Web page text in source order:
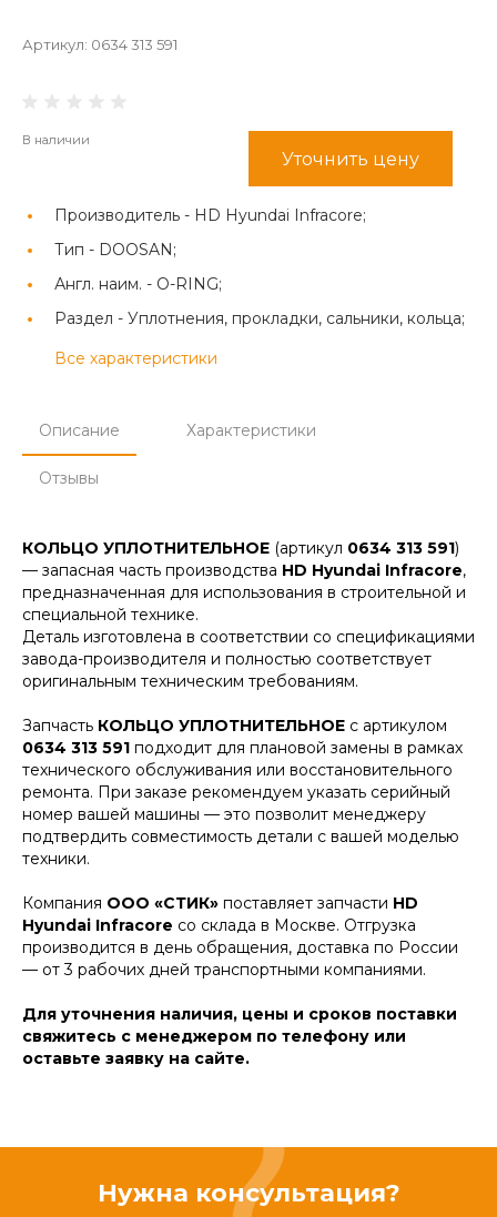
Артикул: 0634 313 591
В наличии
Уточнить цену
Производитель - HD Hyundai Infracore;
Тип - DOOSAN;
Англ. наим. - O-RING;
Раздел - Уплотнения, прокладки, сальники, кольца;
Все характеристики
Описание Характеристики
Отзывы
КОЛЬЦО УПЛОТНИТЕЛЬНОЕ (артикул 0634 313 591)
— запасная часть производства HD Hyundai Infracore,
предназначенная для использования в строительной и
специальной технике.
Деталь изготовлена в соответствии со спецификациями
завода-производителя и полностью соответствует
оригинальным техническим требованиям.
Запчасть КОЛЬЦО УПЛОТНИТЕЛЬНОЕ с артикулом
0634 313 591 подходит для плановой замены в рамках
технического обслуживания или восстановительного
ремонта. При заказе рекомендуем указать серийный
номер вашей машины — это позволит менеджеру
подтвердить совместимость детали с вашей моделью
техники.
Компания ООО «СТИК» поставляет запчасти HD
Hyundai Infracore со склада в Москве. Отгрузка
производится в день обращения, доставка по России
— от 3 рабочих дней транспортными компаниями.
Для уточнения наличия, цены и сроков поставки
свяжитесь с менеджером по телефону или
оставьте заявку на сайте.
Нужна консультация?